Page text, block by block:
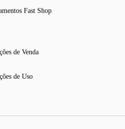
Fast Shop
de Venda
de Uso